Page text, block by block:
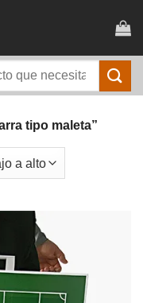
tipo maleta”